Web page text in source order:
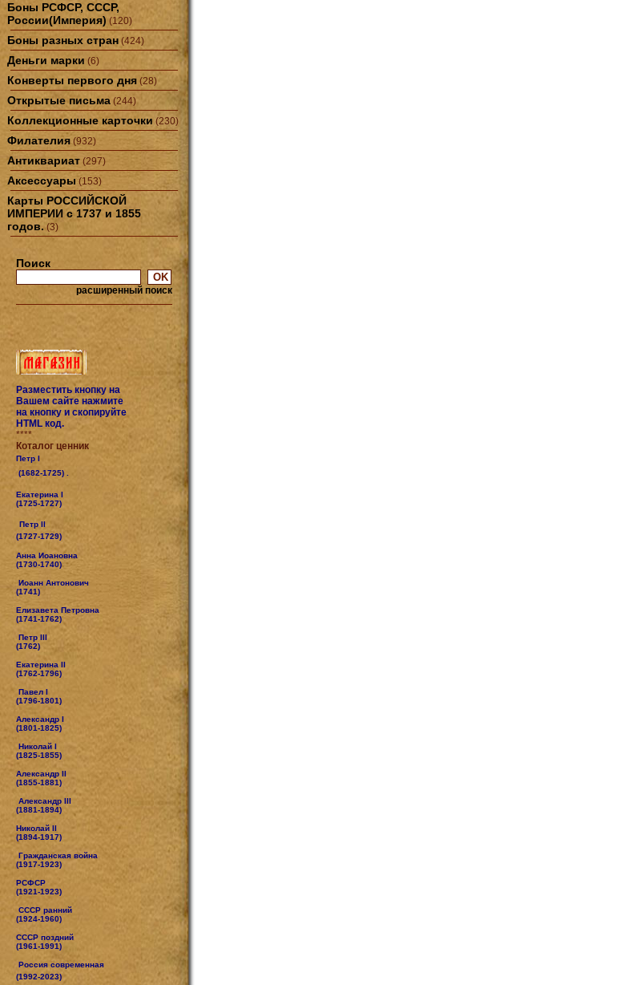
Боны РСФСР, СССР,
России(Империя) (120)
Боны разных стран (424)
Деньги марки (6)
Конверты первого дня (28)
Открытые письма (244)
Коллекционные карточки (230)
Филателия(932)
Антиквариат (297)
Аксессуары (153)
Карты РОССИЙСКОЙ
ИМПЕРИИ с 1737 и 1855
годов.(3)
Поиск
расширенный поиск
Разместить кнопку на
Вашем сайте нажмите
на кнопку и скопируйте
HTML код.
****
Коталог ценник
Петр I
(1682-1725) .
Екатерина I
(1725-1727)
Петр II
(1727-1729)
Анна Иоановна
(1730-1740)
Иоанн Антонович
(1741)
Елизавета Петровна
(1741-1762)
Петр III
(1762)
Екатерина II
(1762-1796)
Павел I
(1796-1801)
Александр I
(1801-1825)
Николай I
(1825-1855)
Александр II
(1855-1881)
Александр III
(1881-1894)
Николай II
(1894-1917)
Гражданская война
(1917-1923)
РСФСР
(1921-1923)
СССР ранний
(1924-1960)
СССР поздний
(1961-1991)
Россия современная
(1992-2023)